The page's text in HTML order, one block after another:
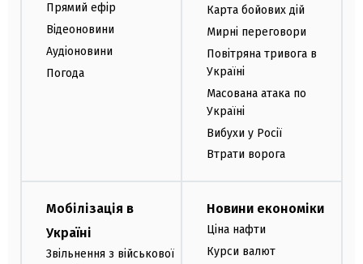
Прямий ефір
Відеоновини
Аудіоновини
Погода
Карта бойових дій
Мирні переговори
Повітряна тривога в
Україні
Масована атака по
Україні
Вибухи у Росії
Втрати ворога
Мобілізація в
Україні
Звільнення з військової
Новини економіки
Ціна нафти
Курси валют